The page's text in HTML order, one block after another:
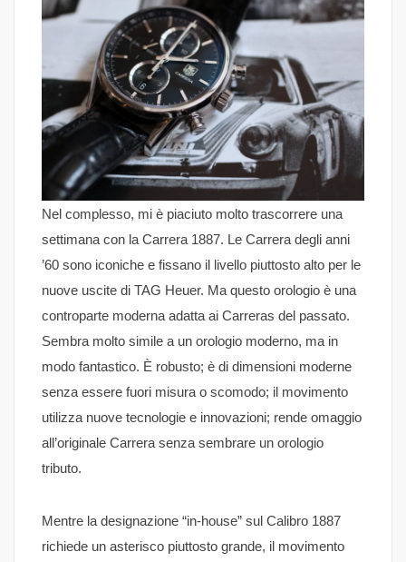
Nel complesso, mi è piaciuto molto trascorrere una
settimana con la Carrera 1887. Le Carrera degli anni
’60 sono iconiche e fissano il livello piuttosto alto per le
nuove uscite di TAG Heuer. Ma questo orologio è una
controparte moderna adatta ai Carreras del passato.
Sembra molto simile a un orologio moderno, ma in
modo fantastico. È robusto; è di dimensioni moderne
senza essere fuori misura o scomodo; il movimento
utilizza nuove tecnologie e innovazioni; rende omaggio
all’originale Carrera senza sembrare un orologio
tributo.
Mentre la designazione “in-house” sul Calibro 1887
richiede un asterisco piuttosto grande, il movimento